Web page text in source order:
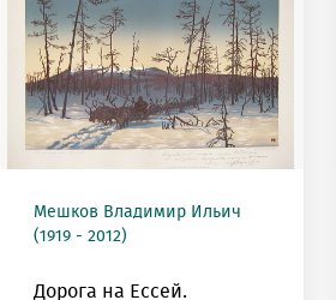
Мешков Владимир Ильич
(1919 - 2012)
Дорога на Ессей.